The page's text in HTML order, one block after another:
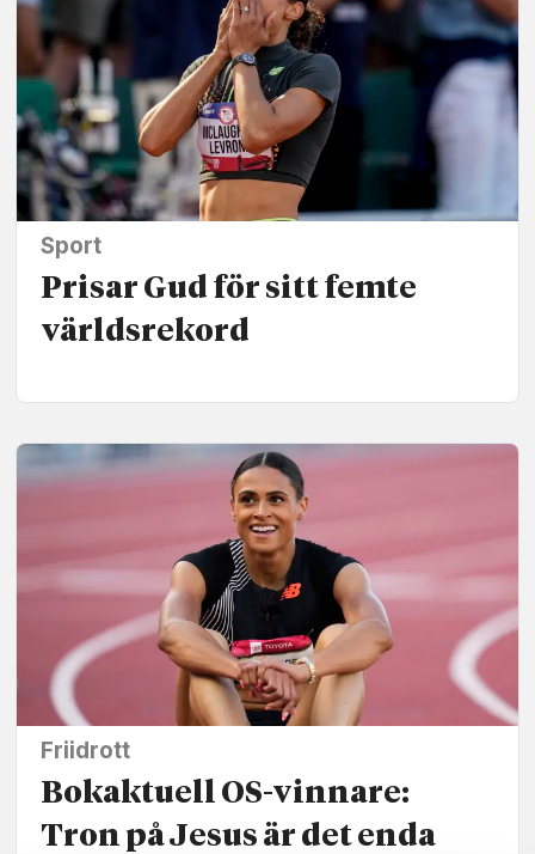
Sport
Prisar Gud för sitt femte
världs­rekord
Friidrott
Bokaktuell OS-vinnare:
Tron på Jesus är det enda